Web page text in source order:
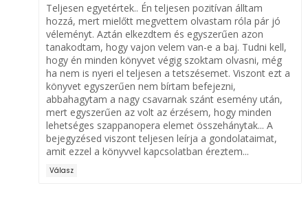
Teljesen egyetértek.. Én teljesen pozitívan álltam
hozzá, mert mielőtt megvettem olvastam róla pár jó
véleményt. Aztán elkezdtem és egyszerűen azon
tanakodtam, hogy vajon velem van-e a baj. Tudni kell,
hogy én minden könyvet végig szoktam olvasni, még
ha nem is nyeri el teljesen a tetszésemet. Viszont ezt a
könyvet egyszerűen nem bírtam befejezni,
abbahagytam a nagy csavarnak szánt esemény után,
mert egyszerűen az volt az érzésem, hogy minden
lehetséges szappanopera elemet összehánytak... A
bejegyzésed viszont teljesen leírja a gondolataimat,
amit ezzel a könyvvel kapcsolatban éreztem...
Válasz